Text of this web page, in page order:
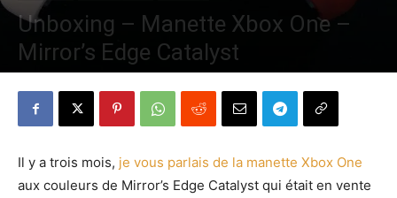
Unboxing – Manette Xbox One –
Mirror’s Edge Catalyst
Il y a trois mois, je vous parlais de la manette Xbox One
aux couleurs de Mirror’s Edge Catalyst qui était en vente